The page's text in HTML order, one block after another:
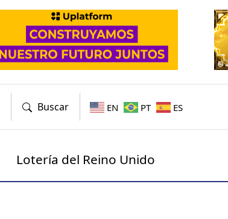
Buscar EN PT ES
Lotería del Reino Unido